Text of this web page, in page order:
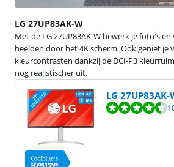
LG 27UP83AK-W
Met de LG 27UP83AK-W bewerk je foto's
beelden door het 4K scherm. Ook geniet je
kleurcontrasten dankzij de DCI-P3
nog realistischer uit.
LG 27UP83AK-
Beoordeling is 9,0 van de 10, gebaseerd op 184